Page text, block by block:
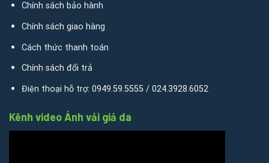
Chính sách bảo hành
Chính sách giao hàng
Cách thức thanh toán
Chính sách đổi trả
Điện thoại hỗ trợ: 0949.59.5555 / 024.3928.6052
Kênh video Ánh vải giả da